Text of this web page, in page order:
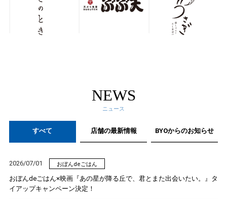
NEWS
ニュース
すべて 店舗の最新情報 BYOからのお知らせ
2026/07/01 おぼんdeごはん
おぼんdeごはん×映画『あの星が降る丘で、君とまた出会いたい。』タ
イアップキャンペーン決定！